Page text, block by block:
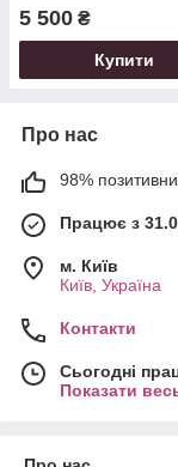
5 500 ₴
Купити
Про нас
98%
Працює з
м. Київ
Київ, Україна
Контакти
Сьогодні
Показати